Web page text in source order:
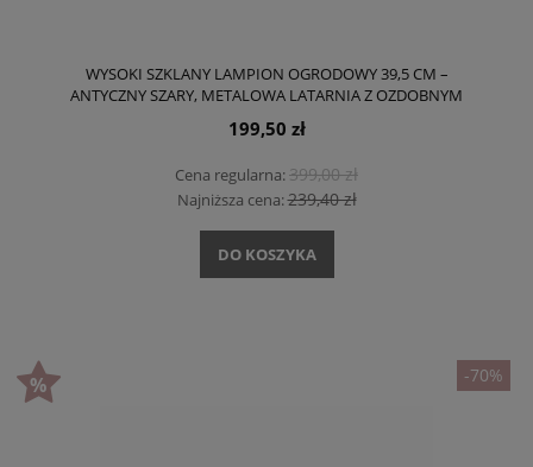
WYSOKI SZKLANY LAMPION OGRODOWY 39,5 CM –
ANTYCZNY SZARY, METALOWA LATARNIA Z OZDOBNYM
KRZYŻAKIEM
199,50 zł
Cena regularna:399,00 zł
Najniższa cena:239,40 zł
DO KOSZYKA
-70%